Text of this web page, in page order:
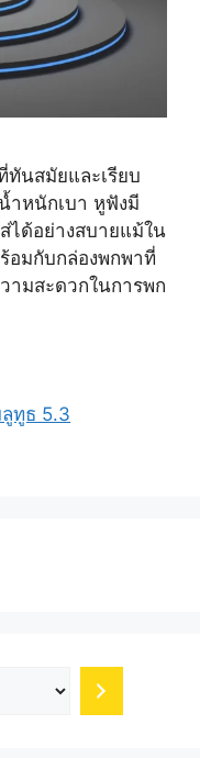
ทันสมัยและเรียบ
ำหนักเบา หูฟังมี
ได้อย่างสบายแม้ใน
อมกับกล่องพกพาที่
ามสะดวกในการพก
ทูธ 5.3